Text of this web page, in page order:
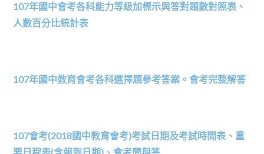
107年國中會考各科能力等級加標示與答對題數對照表、
人數百分比統計表
107年國中教育會考各科選擇題參考答案。會考完整解答
107會考(2018國中教育會考)考試日期及考試時間表、重